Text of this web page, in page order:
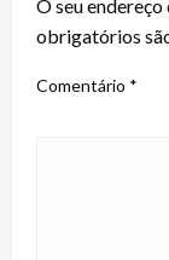
O seu
obrigatórios
Comentário *